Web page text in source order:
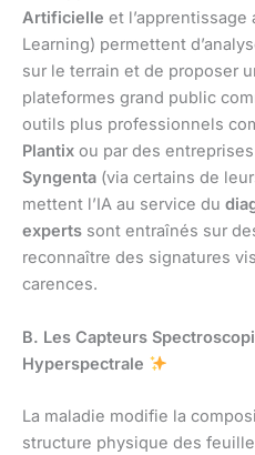
Artificielle et
Learning) permettent
sur le terrain et de proposer
plateformes grand public
outils plus professionnels
Plantix ou par des
Syngenta (via certains de
mettent l’IA au service du
experts sont entraînés sur
reconnaître des signatures
carences.
B. Les Capteurs
Hyperspectrale
La maladie modifie la
structure physique des